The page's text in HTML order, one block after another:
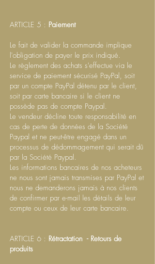
ARTICLE 5 : Paiement
Le fait de valider la commande implique
l'obligation de payer le prix indiqué.
Le règlement des achats s'effectue via le
service de paiement sécurisé PayPal, soit
par un compte PayPal détenu par le client,
soit par carte bancaire si le client ne
possède pas de compte Paypal.
Le vendeur décline toute responsabilité en
cas de perte de données de la Société
Paypal et ne peut-être engagé dans un
processus de dédommagement qui serait dû
par la Société Paypal.
Les informations bancaires de nos acheteurs
ne nous sont jamais transmises par PayPal et
nous ne demanderons jamais à nos clients
de confirmer par e-mail les détails de leur
compte ou ceux de leur carte bancaire.
ARTICLE 6 : Rétractation - Retours de
produits